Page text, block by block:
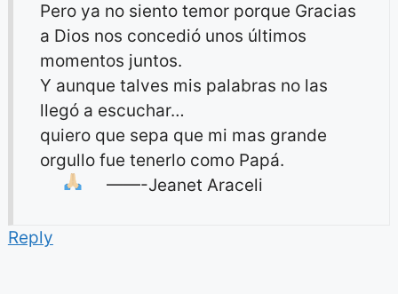
Pero ya no siento temor porque Gracias
a Dios nos concedió unos últimos
momentos juntos.
Y aunque talves mis palabras no las
llegó a escuchar…
quiero que sepa que mi mas grande
orgullo fue tenerlo como Papá.
——-Jeanet Araceli
Reply